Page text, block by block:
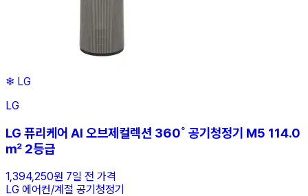
❄ LG
LG
LG 퓨리케어 AI 오브제컬렉션 360˚ 공기청정기 M5 114.0
㎡ 2등급
1,394,250원 7일 전 가격
LG 에어컨/계절 공기청정기